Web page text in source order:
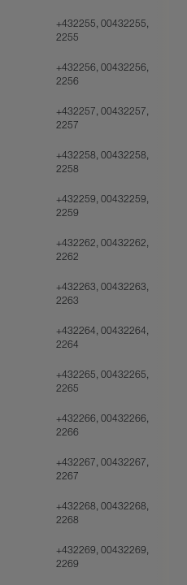
+432255, 00432255,
2255
+432256, 00432256,
2256
+432257, 00432257,
2257
+432258, 00432258,
2258
+432259, 00432259,
2259
+432262, 00432262,
2262
+432263, 00432263,
2263
+432264, 00432264,
2264
+432265, 00432265,
2265
+432266, 00432266,
2266
+432267, 00432267,
2267
+432268, 00432268,
2268
+432269, 00432269,
2269